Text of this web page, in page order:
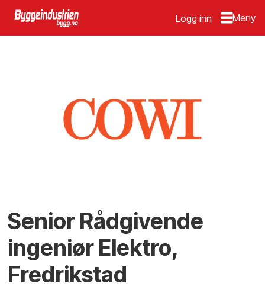
Logg inn
Senior Rådgivende
ingeniør Elektro,
Fredrikstad